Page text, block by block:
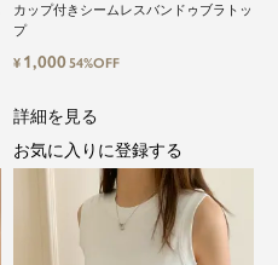
カップ付きシームレスバンドゥブラトッ
プ
¥ 1,00054%OFF
詳細を見る
お気に入りに登録する